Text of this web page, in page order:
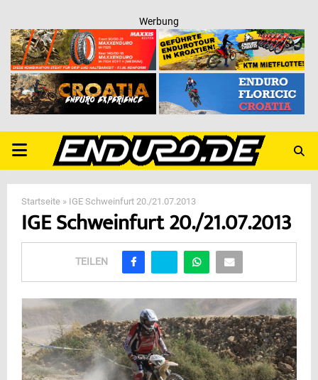
Werbung
PRIMARY
MENU
Startseite » IGE Schweinfurt 20./21.07.2013
IGE Schweinfurt 20./21.07.2013
TEILEN